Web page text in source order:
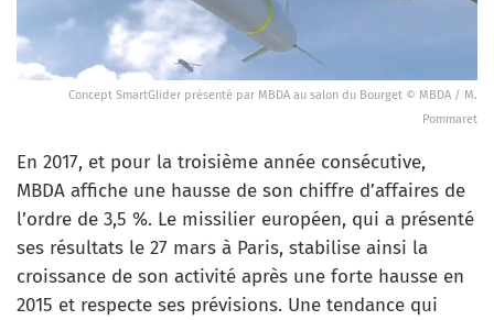
Concept SmartGlider présenté par MBDA au salon du Bourget © MBDA / M.
Pommaret
En 2017, et pour la troisième année consécutive,
MBDA affiche une hausse de son chiffre d’affaires de
l’ordre de 3,5 %. Le missilier européen, qui a présenté
ses résultats le 27 mars à Paris, stabilise ainsi la
croissance de son activité après une forte hausse en
2015 et respecte ses prévisions. Une tendance qui